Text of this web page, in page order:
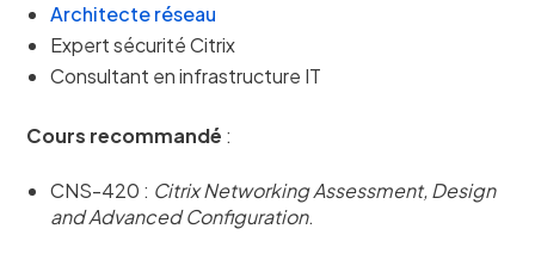
Architecte réseau
Expert sécurité Citrix
Consultant en infrastructure IT
Cours recommandé :
CNS-420 : Citrix Networking Assessment, Design
and Advanced Configuration.